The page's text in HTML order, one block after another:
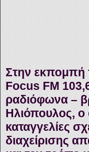
Στην εκπομπή
Focus FM
ραδιόφωνα –
Ηλιόπουλος, ο
καταγγελίες
διαχείρισης